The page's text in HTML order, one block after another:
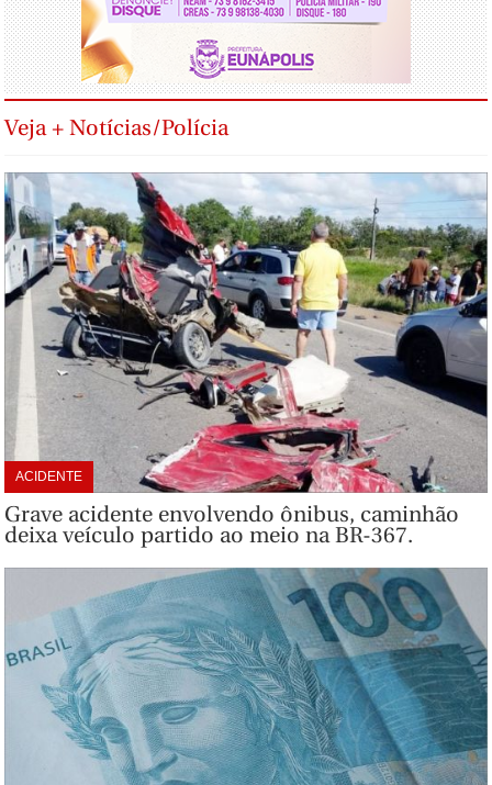
Veja + Notícias/Polícia
ACIDENTE
Grave acidente envolvendo ônibus, caminhão
deixa veículo partido ao meio na BR-367.